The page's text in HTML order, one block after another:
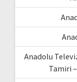
Anadolu
Tamiri